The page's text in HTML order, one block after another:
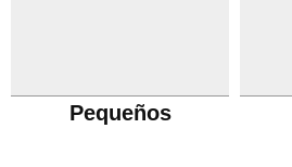
Pequeños